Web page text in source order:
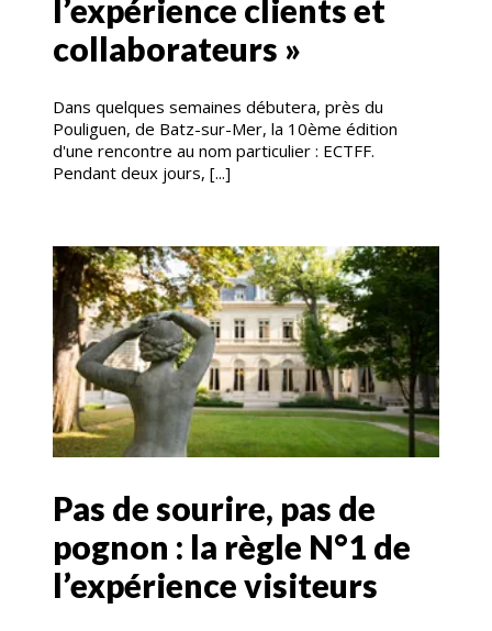
l’expérience clients et
collaborateurs »
Dans quelques semaines débutera, près du
Pouliguen, de Batz-sur-Mer, la 10ème édition
d'une rencontre au nom particulier : ECTFF.
Pendant deux jours, [...]
Pas de sourire, pas de
pognon : la règle N°1 de
l’expérience visiteurs